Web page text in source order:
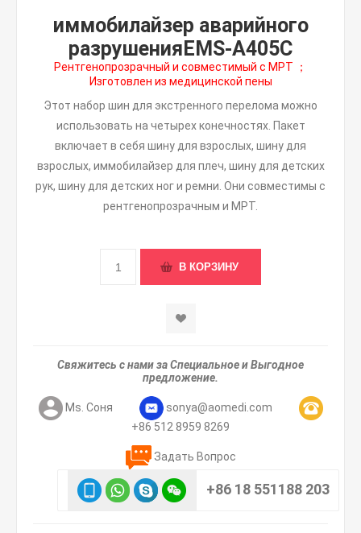
иммобилайзер аварийного
разрушенияEMS-A405C
Рентгенопрозрачный и совместимый с МРТ ；
Изготовлен из медицинской пены
Этот набор шин для экстренного перелома можно
использовать на четырех конечностях. Пакет
включает в себя шину для взрослых, шину для
взрослых, иммобилайзер для плеч, шину для детских
рук, шину для детских ног и ремни. Они совместимы с
рентгенопрозрачным и МРТ.
Свяжитесь с нами за Специальное и Выгодное
предложение.
Ms. Соня
sonya@aomedi.com
+86 512 8959 8269
Задать Вопрос
+86 18 551188 203